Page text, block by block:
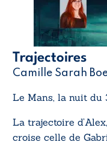
Trajectoires
Camille Sarah
Le Mans, la nuit du
La trajectoire
croise celle de